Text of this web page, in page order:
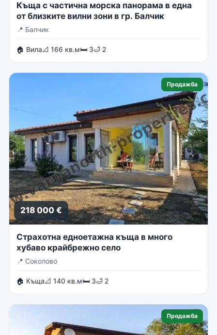
Къща с частична морска панорама в една
от близките вилни зони в гр. Балчик
📍 Балчик
🏠 Вила📐 166 кв.м🛏 3🛁 2
Продажба
218 000 €
Страхотна едноетажна къща в много
хубаво крайбрежно село
📍 Соколово
🏠 Къща📐 140 кв.м🛏 3🛁 2
Продажба